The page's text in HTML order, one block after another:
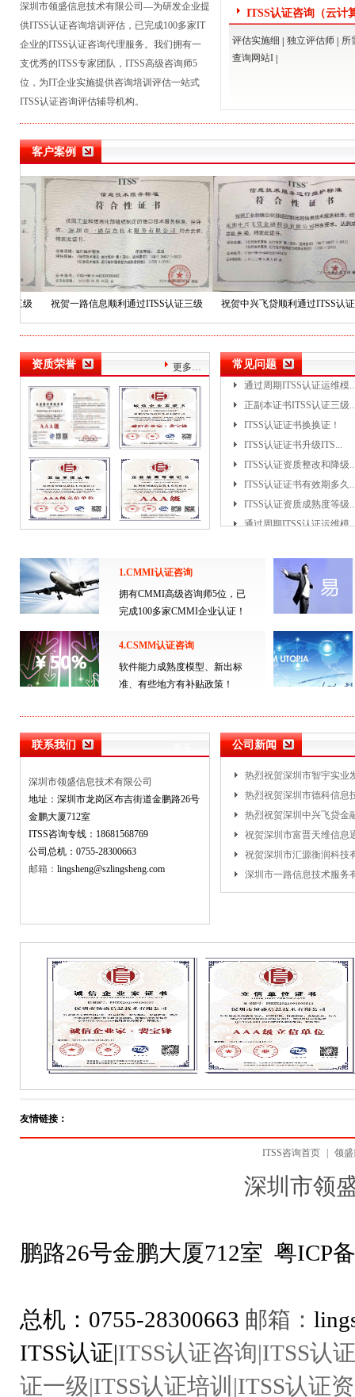
深圳市领盛信息技术有限公司—为研发企业提
供ITSS认证咨询培训评估，已完成100多家IT
企业的ITSS认证咨询代理服务。我们拥有一
支优秀的ITSS专家团队，ITSS高级咨询师5
位，为IT企业实施提供咨询培训评估一站式
ITSS认证咨询评估辅导机构。
ITSS认证咨询（云计
评估实施细 独立评估师
所
查询网站I
客户案例
祝贺一路信息顺利通过ITSS认证三级 祝贺中兴飞贷顺利通过ITSS认证三级
资质荣誉 更多… 常见问题
ITSS认证资质成熟度等级
通过周期ITSS认证运维模
正副本证书ITSS认证三级
ITSS认证证书换换证！
ITSS认证证书升级ITS...
ITSS认证资质整改和降级
ITSS认证证书有效期多久
通过周期ITSS认证运维模
正副本证书ITSS认证三级
ITSS认证证书换换证！
ITSS认证证书升级ITS...
ITSS认证资质整改和降级
ITSS认证证书有效期多久
ITSS认证资质成熟度等级
通过周期ITSS认证运维模
正副本证书ITSS认证三级
ITSS认证证书升级ITS...
ITSS认证资质整改和降级
ITSS认证证书有效期多久
通过周期ITSS认证运维模
正副本证书ITSS认证三级
ITSS认证证书换换证！
ITSS认证证书有效期多久
1.CMMI认证咨询
拥有CMMI高级咨询师5位，已
完成100多家CMMI企业认证！
4.CSMM认证咨询
软件能力成熟度模型、新出标
准、有些地方有补贴政策！
联系我们
深圳市领盛信息技术有限公司
地址：深圳市龙岗区布吉街道金鹏路26号
金鹏大厦712室
ITSS咨询专线：18681568769
公司总机：0755-28300663
邮箱： lingsheng@szlingsheng.com
公司新闻
热烈祝贺深圳市智宇实业
热烈祝贺深圳市德科信息
热烈祝贺深圳中兴飞贷金
祝贺深圳市富晋天维信息
祝贺深圳市汇源衡润科技
深圳市一路信息技术服务
友情链接：
ITSS咨询首页 领
深圳市领
鹏路26号金鹏大厦712室 粤ICP
总机：0755-28300663 邮箱：
ITSS认证|ITSS认证咨询|ITSS认
证一级|ITSS认证培训|ITSS认证